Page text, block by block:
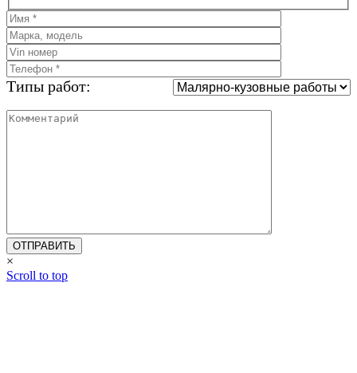
Типы работ:
×
Scroll to top